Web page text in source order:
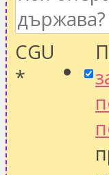
CGU
*